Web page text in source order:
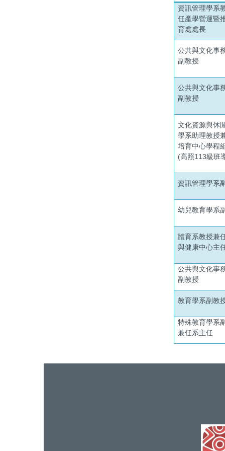
資訊管理學系
任產學營運暨
育處處長
公共與文化事
副教授
公共與文化事
副教授
文化資源與休
學系助理教授
培育中心學程
(高照113級班
資訊管理學系
幼兒教育學系
體育系教授兼
與健康中心主
公共與文化事
副教授
教育學系副教
特殊教育學系
兼任系主任